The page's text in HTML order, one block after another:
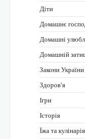
Діти
Домашнє
Домашні
Домашній
Закони України
Здоров'я
Ігри
Історія
Їжа та кулінарія